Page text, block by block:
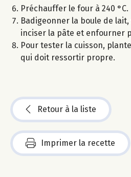
Préchauffer le four à 240 °C.
Badigeonner la boule de
inciser la pâte et enfourner
Pour tester la cuisson,
qui doit ressortir propre.
Retour à la liste
Imprimer la recette